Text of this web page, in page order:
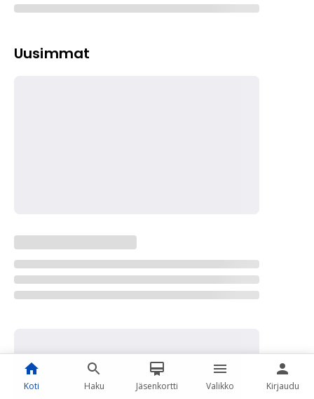
Uusimmat
Koti Haku Jäsenkortti Valikko Kirjaudu